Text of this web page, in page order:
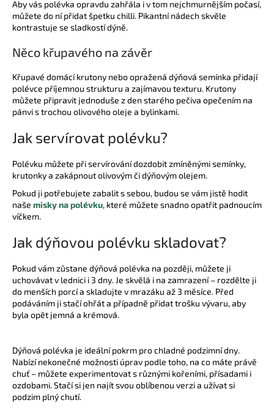
Aby vás polévka opravdu zahřála i v tom nejchmurnějším počasí,
můžete do ní přidat špetku chilli. Pikantní nádech skvěle
kontrastuje se sladkostí dýně.
Něco křupavého na závěr
Křupavé domácí krutony nebo opražená dýňová semínka přidají
polévce příjemnou strukturu a zajímavou texturu. Krutony
můžete připravit jednoduše z den starého pečiva opečením na
pánvi s trochou olivového oleje a bylinkami.
Jak servírovat polévku?
Polévku můžete při servírování dozdobit zmíněnými semínky,
krutonky a zakápnout olivovým či dýňovým olejem.
Pokud ji potřebujete zabalit s sebou, budou se vám jistě hodit
naše misky na polévku, které můžete snadno opatřit padnoucím
víčkem.
Jak dýňovou polévku skladovat?
Pokud vám zůstane dýňová polévka na později, můžete ji
uchovávat v lednici i 3 dny. Je skvělá i na zamrazení – rozdělte ji
do menších porcí a skladujte v mrazáku až 3 měsíce. Před
podáváním ji stačí ohřát a případně přidat trošku vývaru, aby
byla opět jemná a krémová.
Dýňová polévka je ideální pokrm pro chladné podzimní dny.
Nabízí nekonečné možnosti úprav podle toho, na co máte právě
chuť – můžete experimentovat s různými kořeními, přísadami i
ozdobami. Stačí si jen najít svou oblíbenou verzi a užívat si
podzim plný chutí.